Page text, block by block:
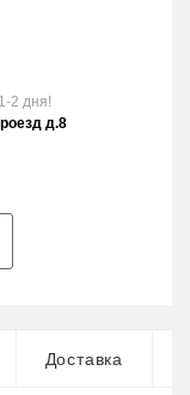
2 дня!
д.8
Доставка